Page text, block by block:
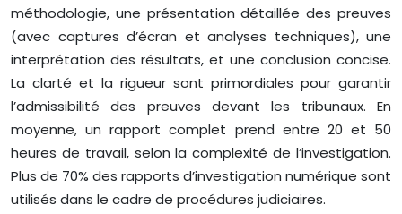
méthodologie, une présentation détaillée des preuves
(avec captures d’écran et analyses techniques), une
interprétation des résultats, et une conclusion concise.
La clarté et la rigueur sont primordiales pour garantir
l’admissibilité des preuves devant les tribunaux. En
moyenne, un rapport complet prend entre 20 et 50
heures de travail, selon la complexité de l’investigation.
Plus de 70% des rapports d’investigation numérique sont
utilisés dans le cadre de procédures judiciaires.